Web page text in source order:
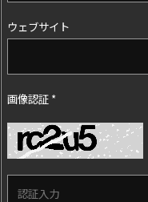
ウェブサイト
画像認証 *